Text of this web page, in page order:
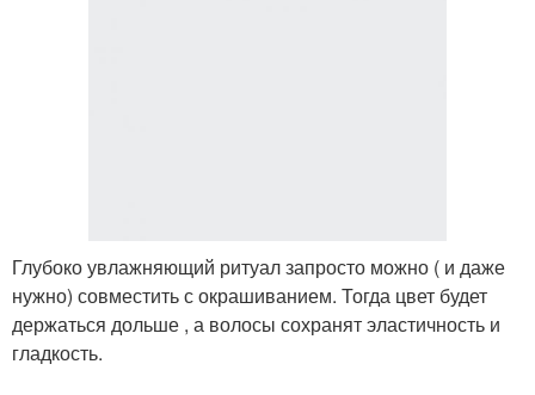
Глубоко увлажняющий ритуал запросто можно ( и даже
нужно) совместить с окрашиванием. Тогда цвет будет
держаться дольше , а волосы сохранят эластичность и
гладкость.